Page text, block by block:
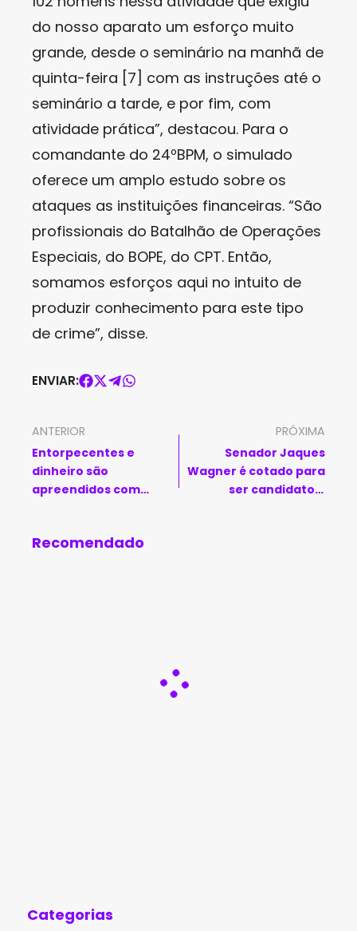
do nosso aparato um esforço muito
grande, desde o seminário na manhã de
quinta-feira [7] com as instruções até o
seminário a tarde, e por fim, com
atividade prática”, destacou. Para o
comandante do 24ºBPM, o simulado
oferece um amplo estudo sobre os
ataques as instituições financeiras. “São
profissionais do Batalhão de Operações
Especiais, do BOPE, do CPT. Então,
somamos esforços aqui no intuito de
produzir conhecimento para este tipo
de crime”, disse.
ENVIAR:
ANTERIOR
Entorpecentes e
dinheiro são
apreendidos com
PRÓXIMA
Senador Jaques
Wagner é cotado para
ser candidato à
Recomendado
Categorias